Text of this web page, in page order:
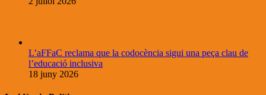
L’aFFaC reclama que la codocència sigui una peça clau de
l’educació inclusiva
18 juny 2026